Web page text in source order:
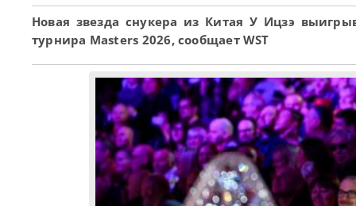
Новая звезда снукера из Китая У Ицзэ
турнира Masters 2026, сообщает WST